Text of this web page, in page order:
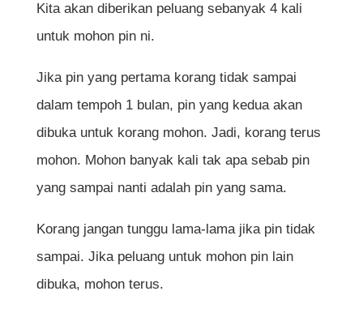
Kita akan diberikan peluang sebanyak 4 kali
untuk mohon pin ni.
Jika pin yang pertama korang tidak sampai
dalam tempoh 1 bulan, pin yang kedua akan
dibuka untuk korang mohon. Jadi, korang terus
mohon. Mohon banyak kali tak apa sebab pin
yang sampai nanti adalah pin yang sama.
Korang jangan tunggu lama-lama jika pin tidak
sampai. Jika peluang untuk mohon pin lain
dibuka, mohon terus.